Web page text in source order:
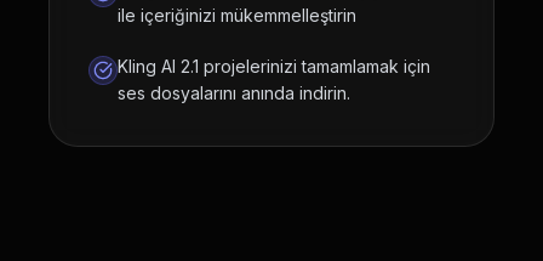
ile içeriğinizi mükemmelleştirin
Kling AI 2.1 projelerinizi tamamlamak için
ses dosyalarını anında indirin.